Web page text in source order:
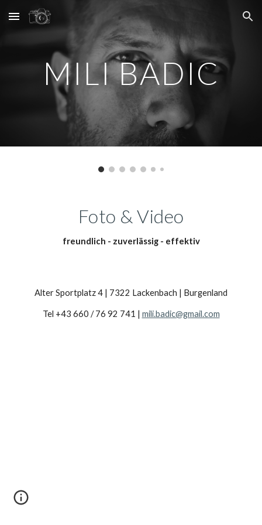
Skip to main content Skip to navigation
MILI BADIC
Foto & Video
freundlich - zuverlässig - effektiv
Alter Sportplatz 4 | 7322 Lackenbach | Burgenland
Tel +43 660 / 76 92 741 | mili.badic@gmail.com